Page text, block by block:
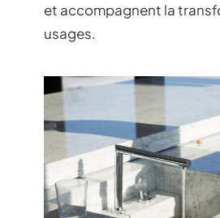
et accompagnent la
usages.